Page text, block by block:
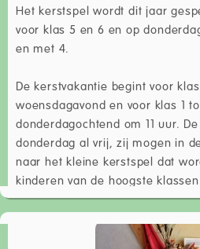
Het kerstspel wordt dit jaar
voor klas 5 en 6 en op
en met 4.
De kerstvakantie begint voor
woensdagavond en voor klas 1
donderdagochtend om 11 uur.
donderdag al vrij, zij mogen in
naar het kleine kerstspel dat
kinderen van de hoogste